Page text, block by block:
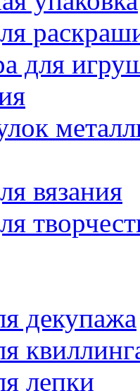
для
вязания
декупажа
лепки